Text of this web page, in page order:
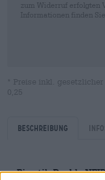
zum Widerruf erfolgten
Informationen finden
* Preise inkl.
0,25
Beschreibung
Bierstil: Double